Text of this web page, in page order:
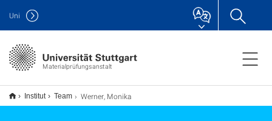
Materialprüfungsanstalt
Uni
Institut Team Werner, Monika